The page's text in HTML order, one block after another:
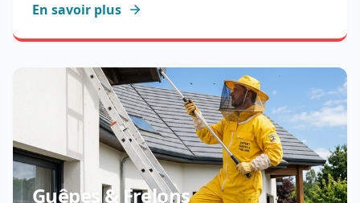
En savoir plus
Guêpes & Frelons